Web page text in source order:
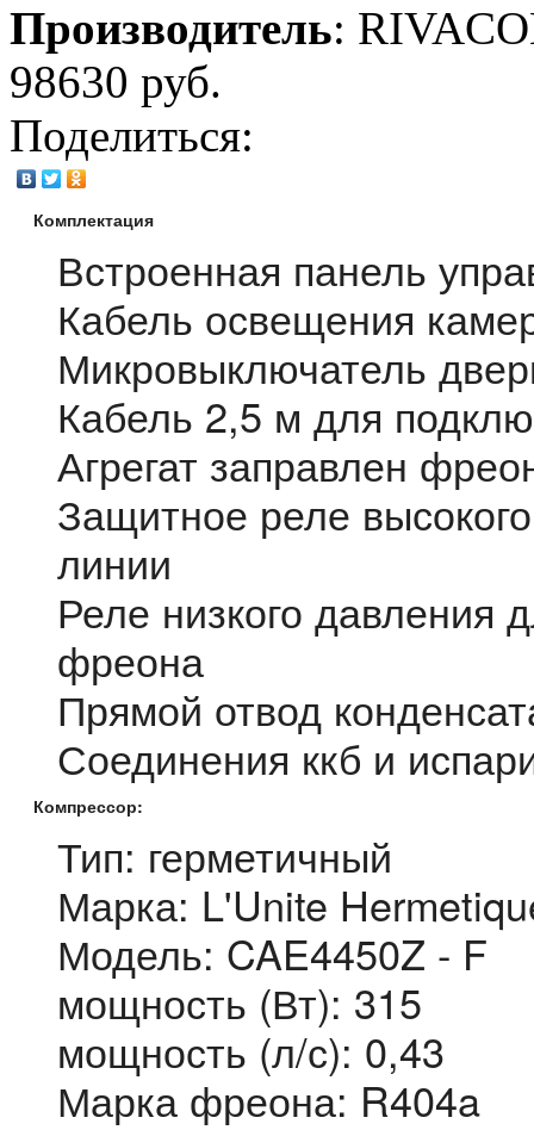
Производитель:
98630 руб.
Поделиться:
Комплектация
Встроенная панель
Кабель освещения
Микровыключатель
Кабель 2,5 м для
Агрегат заправлен
Защитное реле
линии
Реле низкого давления
фреона
Прямой отвод
Соединения ккб и
Компрессор:
Тип: герметичный
Марка: L'Unite
Модель: CAE4450Z - F
мощность (Вт): 315
мощность (л/с): 0,43
Марка фреона: R404a